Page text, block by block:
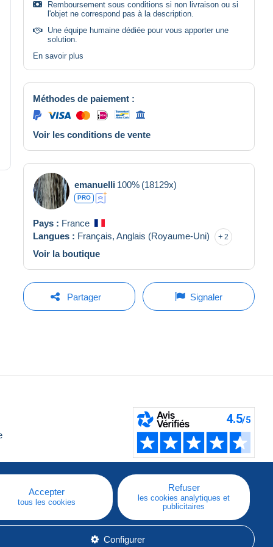
Remboursement sous conditions si non livraison ou si
l'objet ne correspond pas à la description.
Une équipe humaine dédiée pour vous apporter une
solution.
En savoir plus
Méthodes de paiement :
Voir les conditions de vente
emanuelli 100% (18129x)
PRO
Pays : France
Langues : Français, Anglais (Royaume-Uni) 2
Voir la boutique
Partager Signaler
Accepter
tous les cookies
Refuser
les cookies analytiques et
publicitaires
Configurer